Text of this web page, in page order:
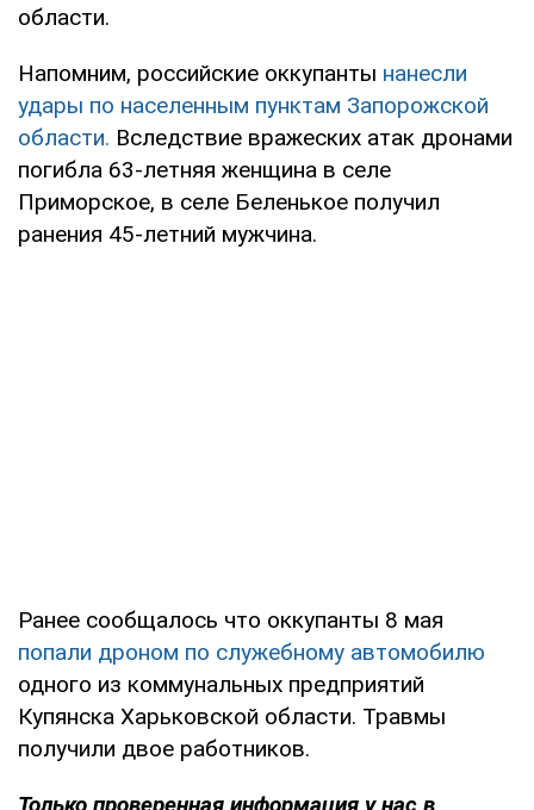
области.
Напомним, российские оккупанты нанесли
удары по населенным пунктам Запорожской
области. Вследствие вражеских атак дронами
погибла 63-летняя женщина в селе
Приморское, в селе Беленькое получил
ранения 45-летний мужчина.
Ранее сообщалось что оккупанты 8 мая
попали дроном по служебному автомобилю
одного из коммунальных предприятий
Купянска Харьковской области. Травмы
получили двое работников.
Только проверенная информация у нас в